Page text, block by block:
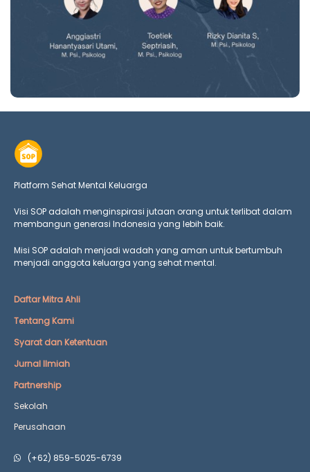
Platform Sehat Mental Keluarga
Visi SOP adalah menginspirasi jutaan orang untuk terlibat dalam
membangun generasi Indonesia yang lebih baik.
Misi SOP adalah menjadi wadah yang aman untuk bertumbuh
menjadi anggota keluarga yang sehat mental.
Daftar Mitra Ahli
Tentang Kami
Syarat dan Ketentuan
Jurnal Ilmiah
Partnership
Sekolah
Perusahaan
(+62) 859-5025-6739